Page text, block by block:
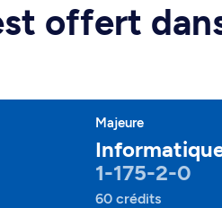
offert
Majeure
1-175-2-0
60 crédits